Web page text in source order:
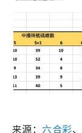
来源： 六合彩、